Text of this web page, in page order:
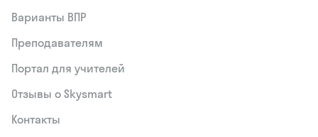
Варианты ВПР
Преподавателям
Портал для учителей
Отзывы о Skysmart
Контакты